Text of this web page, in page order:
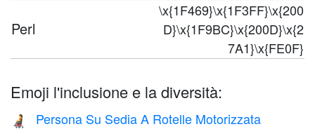
Perl
\x{1F469}\x{1F3FF}\x{200
D}\x{1F9BC}\x{200D}\x{2
7A1}\x{FE0F}
Emoji l'inclusione e la diversità:
🧑‍🦼 Persona Su Sedia A Rotelle Motorizzata